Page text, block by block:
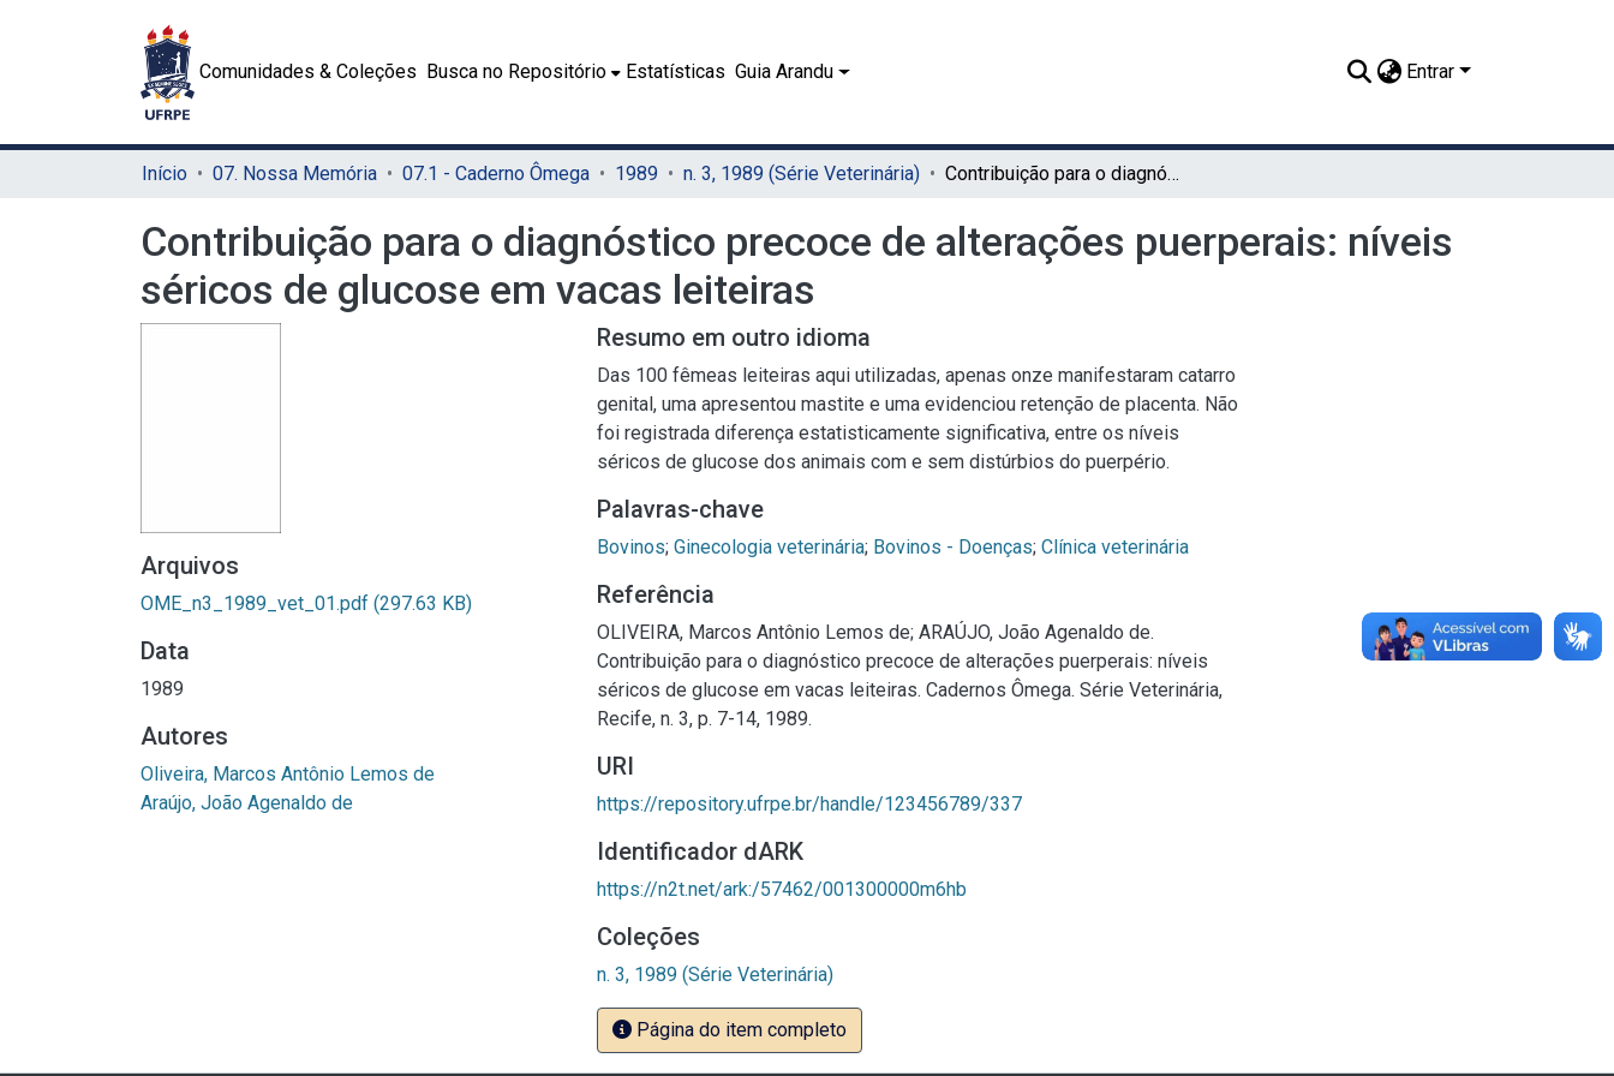
Comunidades & Coleções Busca no Repositório Estatísticas Guia Arandu Entrar
Início 07. Nossa Memória 07.1 - Caderno Ômega 1989 n. 3, 1989 (Série Veterinária) Contribuição para o diagnóstico precoce de alterações puerperais: níveis séricos de glucose em vacas leiteiras
Contribuição para o diagnóstico precoce de alterações puerperais: níveis
séricos de glucose em vacas leiteiras
Arquivos
OME_n3_1989_vet_01.pdf (297.63 KB)
Data
1989
Autores
Oliveira, Marcos Antônio Lemos de
Araújo, João Agenaldo de
Resumo em outro idioma
Das 100 fêmeas leiteiras aqui utilizadas, apenas onze manifestaram catarro
genital, uma apresentou mastite e uma evidenciou retenção de placenta. Não
foi registrada diferença estatisticamente significativa, entre os níveis
séricos de glucose dos animais com e sem distúrbios do puerpério.
Palavras-chave
Bovinos; Ginecologia veterinária; Bovinos - Doenças; Clínica veterinária
Referência
OLIVEIRA, Marcos Antônio Lemos de; ARAÚJO, João Agenaldo de.
Contribuição para o diagnóstico precoce de alterações puerperais: níveis
séricos de glucose em vacas leiteiras. Cadernos Ômega. Série Veterinária,
Recife, n. 3, p. 7-14, 1989.
URI
https://repository.ufrpe.br/handle/123456789/337
Identificador dARK
https://n2t.net/ark:/57462/001300000m6hb
Coleções
n. 3, 1989 (Série Veterinária)
Página do item completo